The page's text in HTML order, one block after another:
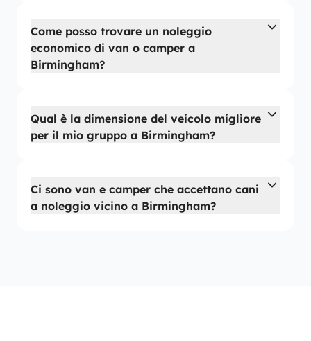
Come posso trovare un noleggio
economico di van o camper a
Birmingham?
Qual è la dimensione del veicolo migliore
per il mio gruppo a Birmingham?
Ci sono van e camper che accettano cani
a noleggio vicino a Birmingham?